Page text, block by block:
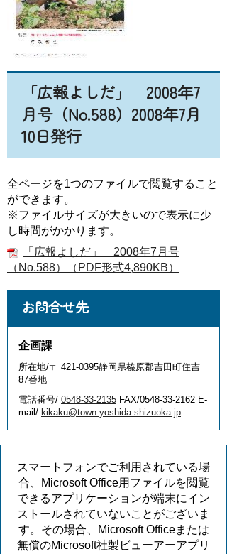
「広報よしだ」 2008年7
月号（No.588）2008年7月
10日発行
全ページを1つのファイルで閲覧すること
ができます。
※ファイルサイズが大きいので表示に少
し時間がかかります。
「広報よしだ」 2008年7月号
（No.588）（PDF形式4,890KB）
お問合せ先
企画課
所在地/〒 421-0395静岡県榛原郡吉田町住吉
87番地
電話番号/ 0548-33-2135 FAX/0548-33-2162 E-
mail/ kikaku@town.yoshida.shizuoka.jp
スマートフォンでご利用されている場
合、Microsoft Office用ファイルを閲覧
できるアプリケーションが端末にイン
ストールされていないことがございま
す。その場合、Microsoft Officeまたは
無償のMicrosoft社製ビューアーアプリ